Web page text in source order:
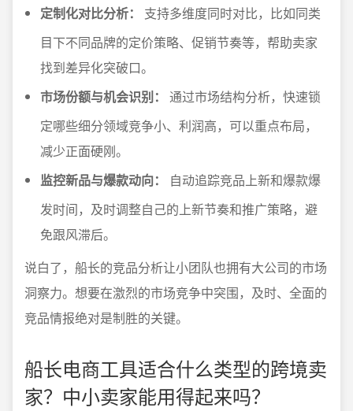
定制化对比分析：
支持多维度同时对比，比如同类
目下不同品牌的定价策略、促销节奏等，帮助卖家
找到差异化突破口。
市场份额与机会识别：
通过市场结构分析，快速锁
定哪些细分领域竞争小、利润高，可以重点布局，
减少正面硬刚。
监控新品与爆款动向：
自动追踪竞品上新和爆款爆
发时间，及时调整自己的上新节奏和推广策略，避
免跟风滞后。
说白了，船长的竞品分析让小团队也拥有大公司的市场
洞察力。想要在激烈的市场竞争中突围，及时、全面的
竞品情报绝对是制胜的关键。
船长电商工具适合什么类型的跨境卖
家？中小卖家能用得起来吗？